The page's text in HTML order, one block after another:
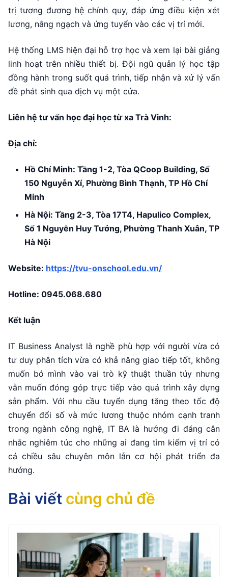
trị tương đương hệ chính quy, đáp ứng điều kiện xét
lương, nâng ngạch và ứng tuyển vào các vị trí mới.
Hệ thống LMS hiện đại hỗ trợ học và xem lại bài giảng
linh hoạt trên nhiều thiết bị. Đội ngũ quản lý học tập
đồng hành trong suốt quá trình, tiếp nhận và xử lý vấn
đề phát sinh qua dịch vụ một cửa.
Liên hệ tư vấn học đại học từ xa Trà Vinh:
Địa chỉ:
Hồ Chí Minh: Tầng 1-2, Tòa QCoop Building, Số
150 Nguyễn Xí, Phường Bình Thạnh, TP Hồ Chí
Minh
Hà Nội: Tầng 2-3, Tòa 17T4, Hapulico Complex,
Số 1 Nguyễn Huy Tưởng, Phường Thanh Xuân, TP
Hà Nội
Website: https://tvu-onschool.edu.vn/
Hotline: 0945.068.680
Kết luận
IT Business Analyst là nghề phù hợp với người vừa có
tư duy phân tích vừa có khả năng giao tiếp tốt, không
muốn bó mình vào vai trò kỹ thuật thuần túy nhưng
vẫn muốn đóng góp trực tiếp vào quá trình xây dựng
sản phẩm. Với nhu cầu tuyển dụng tăng theo tốc độ
chuyển đổi số và mức lương thuộc nhóm cạnh tranh
trong ngành công nghệ, IT BA là hướng đi đáng cân
nhắc nghiêm túc cho những ai đang tìm kiếm vị trí có
cả chiều sâu chuyên môn lẫn cơ hội phát triển đa
hướng.
Bài viết cùng chủ đề